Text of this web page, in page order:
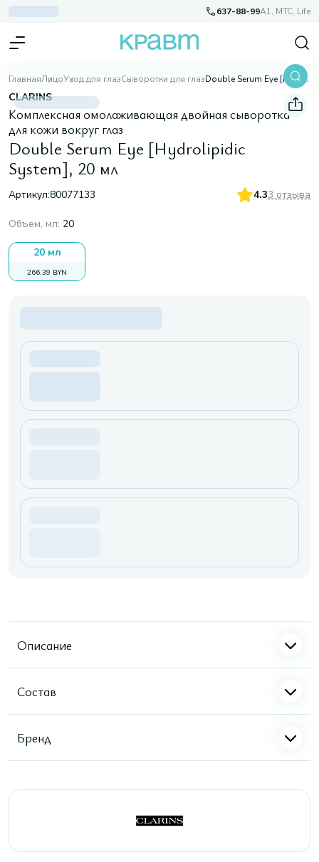
637-88-99A1, МТС, Life
ГлавнаяЛицоУход для глазСыворотки для глаз Double Serum Eye [Hydrolipidic System], 20 мл
CLARINS
Комплексная омолаживающая двойная сыворотка
для кожи вокруг глаз
Double Serum Eye [Hydrolipidic
System], 20 мл
Артикул:80077133 4.33 отзыва
Объем, мл: 20
20 мл
266,39 BYN
Описание
Состав
Бренд